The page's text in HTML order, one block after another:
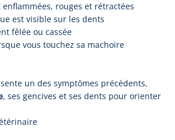
enflammées, rouges et rétractées
est visible sur les dents
fêlée ou cassée
vous touchez sa machoire
un des symptômes précédents,
, ses gencives et ses dents pour orienter